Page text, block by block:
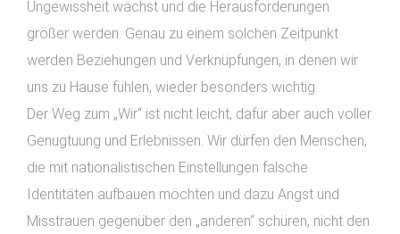
Ungewissheit wächst und die Herausforderungen
größer werden. Genau zu einem solchen Zeitpunkt
werden Beziehungen und Verknüpfungen, in denen wir
uns zu Hause fühlen, wieder besonders wichtig.
Der Weg zum „Wir“ ist nicht leicht, dafür aber auch voller
Genugtuung und Erlebnissen. Wir dürfen den Menschen,
die mit nationalistischen Einstellungen falsche
Identitäten aufbauen möchten und dazu Angst und
Misstrauen gegenüber den „anderen“ schüren, nicht den